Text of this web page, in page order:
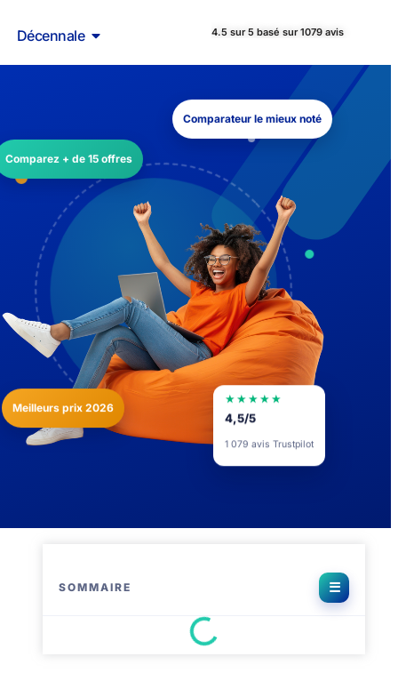
Décennale 4.5 sur 5 basé sur 1079 avis
Comparez + de 15 offres
Meilleurs prix 2026
Comparateur le mieux noté
★★★★★
4,5/5
1 079 avis Trustpilot
SOMMAIRE